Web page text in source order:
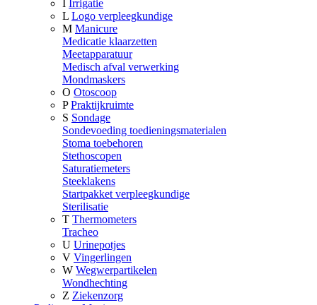
I Irrigatie
L Logo verpleegkundige
M Manicure
Medicatie klaarzetten
Meetapparatuur
Medisch afval verwerking
Mondmaskers
O Otoscoop
P Praktijkruimte
S Sondage
Sondevoeding toedieningsmaterialen
Stoma toebehoren
Stethoscopen
Saturatiemeters
Steeklakens
Startpakket verpleegkundige
Sterilisatie
T Thermometers
Tracheo
U Urinepotjes
V Vingerlingen
W Wegwerpartikelen
Wondhechting
Z Ziekenzorg